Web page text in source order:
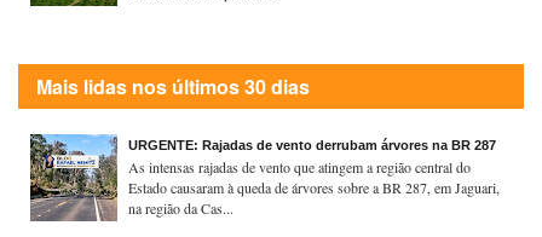
Mais lidas nos últimos 30 dias
URGENTE: Rajadas de vento derrubam árvores na BR 287
As intensas rajadas de vento que atingem a região central do
Estado causaram à queda de árvores sobre a BR 287, em Jaguari,
na região da Cas...